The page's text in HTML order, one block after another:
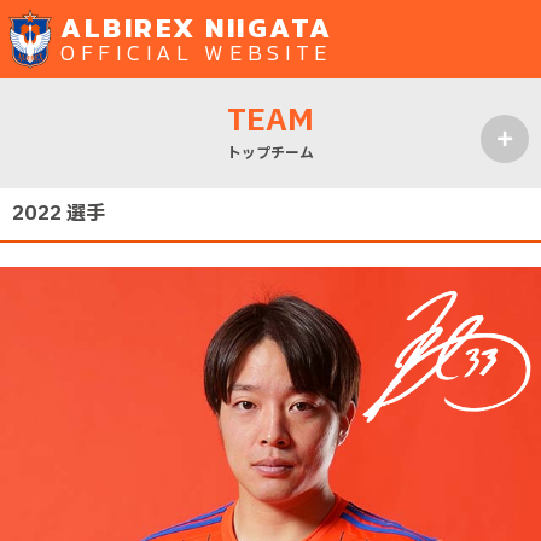
ALBIREX NIIGATA
OFFICIAL WEBSITE
TEAM
トップチーム
2022 選手